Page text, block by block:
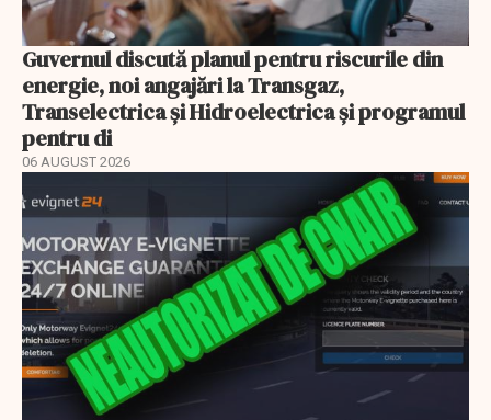
Guvernul discută planul pentru riscurile din
energie, noi angajări la Transgaz,
Transelectrica și Hidroelectrica și programul
pentru di
06 AUGUST 2026